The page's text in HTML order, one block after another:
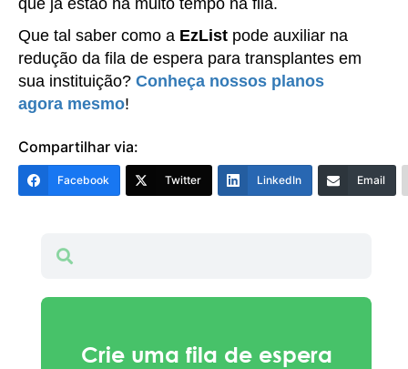
que já estão há muito tempo na fila.
Que tal saber como a EzList pode auxiliar na
redução da fila de espera para transplantes em
sua instituição? Conheça nossos planos
agora mesmo!
Compartilhar via:
Facebook Twitter LinkedIn Email
Crie uma fila de espera